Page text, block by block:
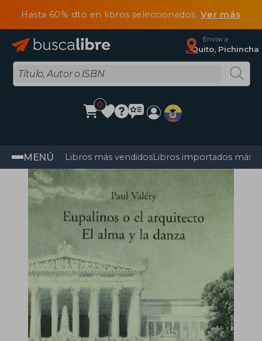
Hasta 60% dto en libros seleccionadosVer más
Enviar a
Quito, Pichincha
0
MENÚ Libros más vendidosLibros importados más